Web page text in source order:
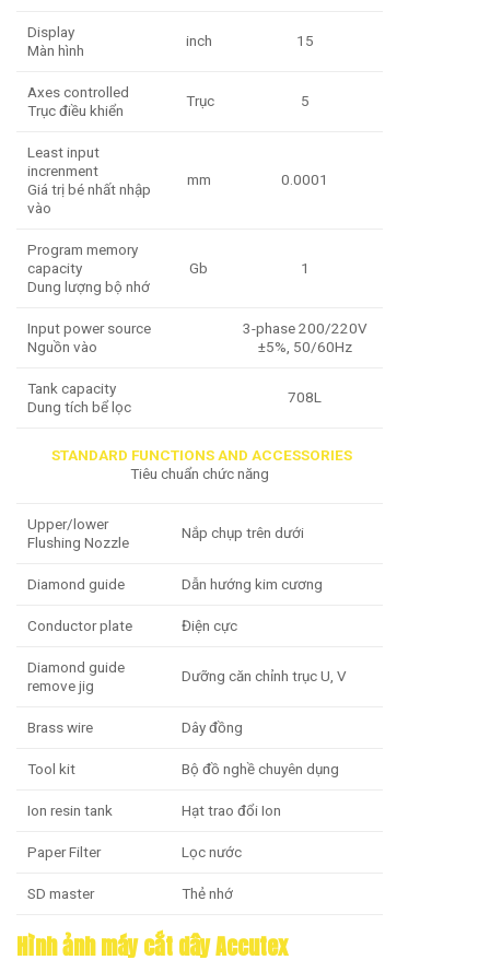
Display
Màn hình
inch 15
Axes controlled
Trục điều khiển
Trục 5
Least input
increnment
Giá trị bé nhất nhập
vào
mm 0.0001
Program memory
capacity
Dung lượng bộ nhớ
Gb 1
Input power source
Nguồn vào
3-phase 200/220V
±5%, 50/60Hz
Tank capacity
Dung tích bể lọc
708L
STANDARD FUNCTIONS AND ACCESSORIES
Tiêu chuẩn chức năng
Upper/lower
Flushing Nozzle
Nắp chụp trên dưới
Diamond guide Dẫn hướng kim cương
Conductor plate Điện cực
Diamond guide
remove jig
Dưỡng căn chỉnh trục U, V
Brass wire Dây đồng
Tool kit Bộ đồ nghề chuyên dụng
Ion resin tank Hạt trao đổi Ion
Paper Filter Lọc nước
SD master Thẻ nhớ
Hình ảnh máy cắt dây Accutex